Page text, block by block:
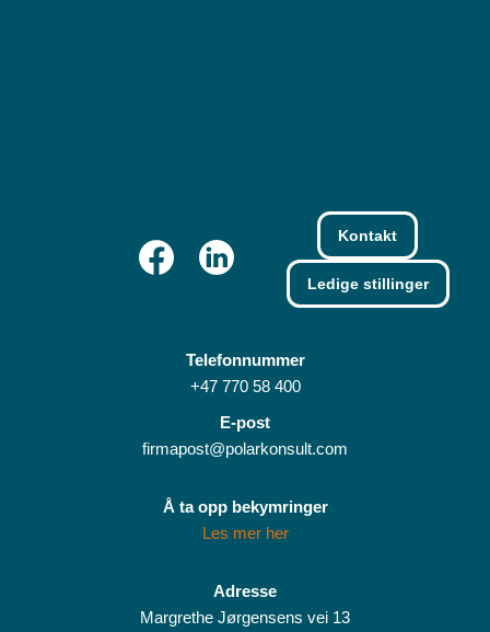
Kontakt
Ledige stillinger
Telefonnummer
+47 770 58 400
E-post
firmapost@polarkonsult.com
Å ta opp bekymringer
Les mer her
Adresse
Margrethe Jørgensens vei 13